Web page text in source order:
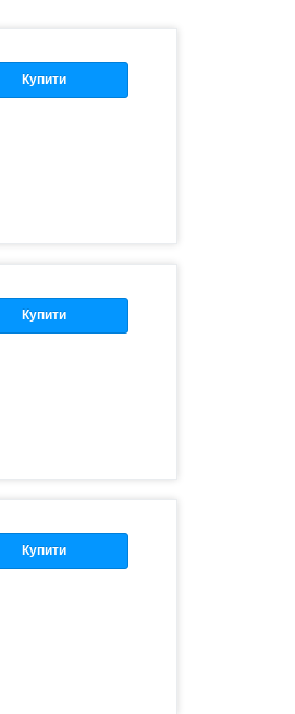
Купити
Купити
Купити